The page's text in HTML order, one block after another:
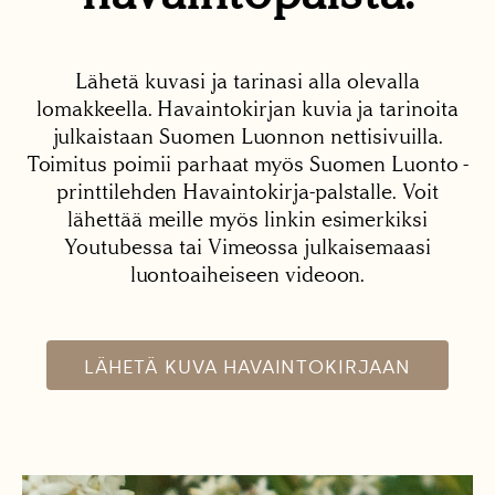
Lähetä kuvasi ja tarinasi alla olevalla
lomakkeella. Havaintokirjan kuvia ja tarinoita
julkaistaan Suomen Luonnon nettisivuilla.
Toimitus poimii parhaat myös Suomen Luonto -
printtilehden Havaintokirja-palstalle. Voit
lähettää meille myös linkin esimerkiksi
Youtubessa tai Vimeossa julkaisemaasi
luontoaiheiseen videoon.
LÄHETÄ KUVA HAVAINTOKIRJAAN